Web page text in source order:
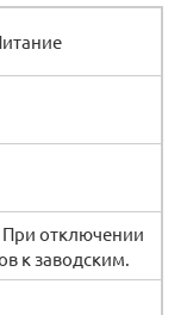
отключении
к заводским.